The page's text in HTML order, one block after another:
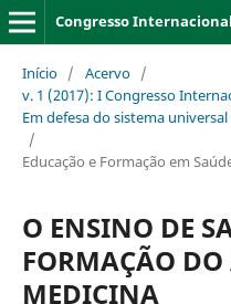
Início / Acervo /
v. 1 (2017): I Congresso
Em defesa do sistema
/
Educação e Formação em
O ENSINO DE
FORMAÇÃO
MEDICINA